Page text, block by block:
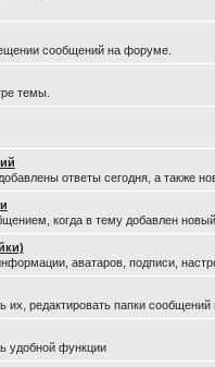
сообщений на форуме.
темы.
ответы сегодня, а также
когда в тему добавлен новый
аватаров, подписи,
их, редактировать папки
удобной функции